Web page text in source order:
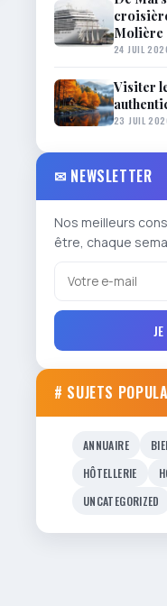
Molière
24 JUIL
Visiter
23 JUIL
✉ NEWSLETTER
Nos meilleurs
être, chaque
# SUJETS
ANNUAIRE
HÔTELLERIE
UNCATEGORIZED